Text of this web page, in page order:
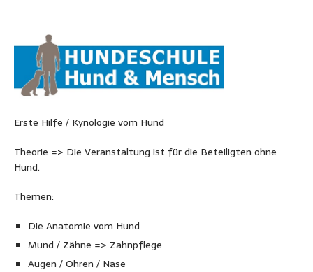
Erste Hilfe / Kynologie vom Hund
Theorie => Die Veranstaltung ist für die Beteiligten ohne
Hund.
Themen:
Die Anatomie vom Hund
Mund / Zähne => Zahnpflege
Augen / Ohren / Nase